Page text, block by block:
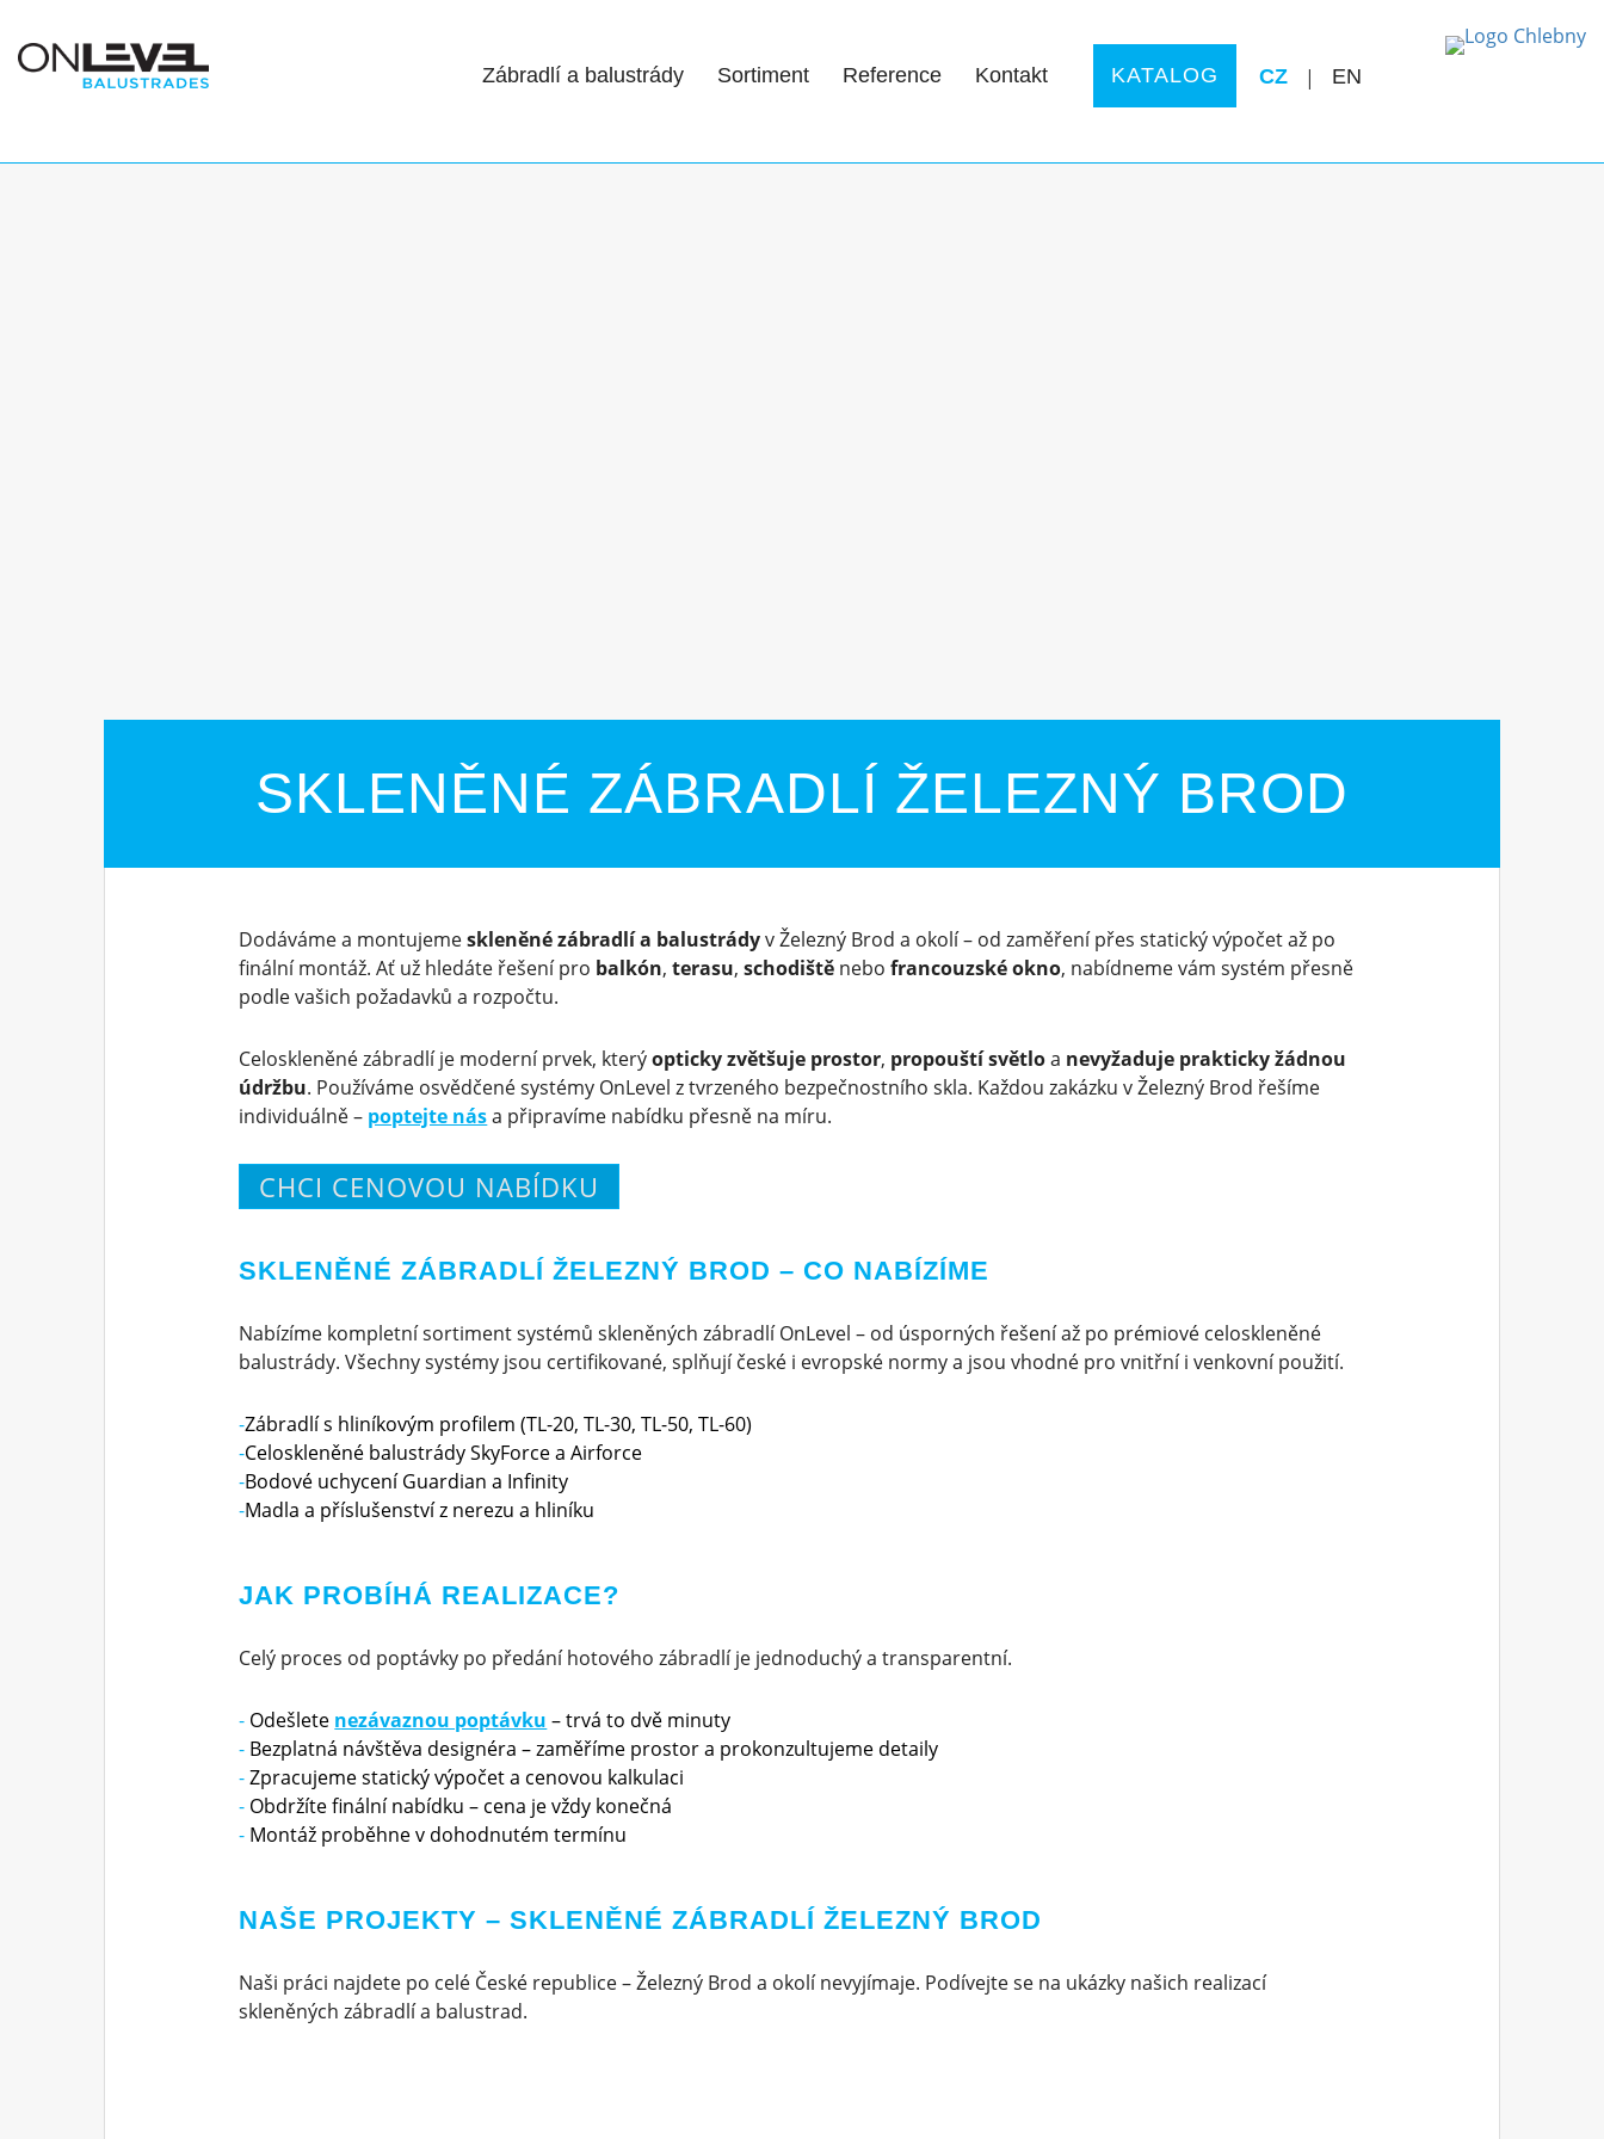
Zábradlí a balustrády Sortiment Reference Kontakt KATALOG CZ | EN
SKLENĚNÉ ZÁBRADLÍ ŽELEZNÝ BROD
Dodáváme a montujemeskleněné zábradlí a balustrádyv Železný Brod a okolí – od zaměření přes statický výpočet až po
finální montáž. Ať už hledáte řešení pro balkón,terasu,schodiště nebofrancouzské okno, nabídneme vám systém přesně
podle vašich požadavků a rozpočtu.
Celoskleněné zábradlí je moderní prvek, kterýopticky zvětšuje prostor, propouští světloa nevyžaduje prakticky žádnou
údržbu. Používáme osvědčené systémy OnLevel z tvrzeného bezpečnostního skla. Každou zakázku v Železný Brod řešíme
individuálně – poptejte nása připravíme nabídku přesně na míru.
CHCI CENOVOU NABÍDKU
SKLENĚNÉ ZÁBRADLÍ ŽELEZNÝ BROD – CO NABÍZÍME
Nabízíme kompletní sortiment systémů skleněných zábradlí OnLevel – od úsporných řešení až po prémiové celoskleněné
balustrády. Všechny systémy jsou certifikované, splňují české i evropské normy a jsou vhodné pro vnitřní i venkovní použití.
Zábradlí s hliníkovým profilem (TL-20, TL-30, TL-50, TL-60)
Celoskleněné balustrády SkyForce a Airforce
Bodové uchycení Guardian a Infinity
Madla a příslušenství z nerezu a hliníku
JAK PROBÍHÁ REALIZACE?
Celý proces od poptávky po předání hotového zábradlí je jednoduchý a transparentní.
Odešlete nezávaznou poptávku – trvá to dvě minuty
Bezplatná návštěva designéra – zaměříme prostor a prokonzultujeme detaily
Zpracujeme statický výpočet a cenovou kalkulaci
Obdržíte finální nabídku – cena je vždy konečná
Montáž proběhne v dohodnutém termínu
NAŠE PROJEKTY – SKLENĚNÉ ZÁBRADLÍ ŽELEZNÝ BROD
Naši práci najdete po celé České republice – Železný Brod a okolí nevyjímaje. Podívejte se na ukázky našich realizací
skleněných zábradlí a balustrad.